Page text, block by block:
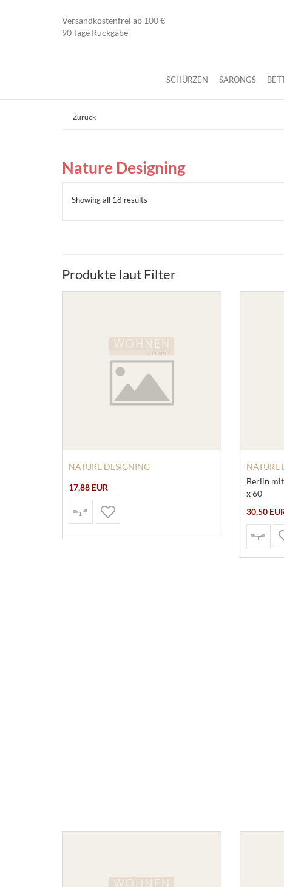
Versandkostenfrei ab 100 €
90 Tage Rückgabe
SCHÜRZEN SARONGS
Zurück
Nature Designing
Showing all 18 results
Produkte laut Filter
NATURE DESIGNING
17,88 EUR
NATURE
Berlin
x 60
30,50